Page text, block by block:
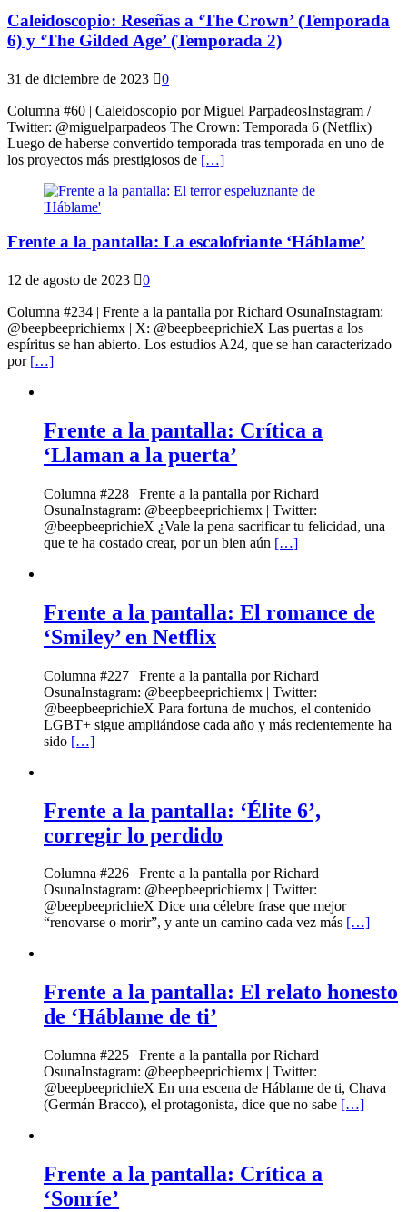
Caleidoscopio: Reseñas a ‘The Crown’ (Temporada
6) y ‘The Gilded Age’ (Temporada 2)
31 de diciembre de 2023 0
Columna #60 | Caleidoscopio por Miguel ParpadeosInstagram /
Twitter: @miguelparpadeos The Crown: Temporada 6 (Netflix)
Luego de haberse convertido temporada tras temporada en uno de
los proyectos más prestigiosos de […]
Frente a la pantalla: La escalofriante ‘Háblame’
12 de agosto de 2023 0
Columna #234 | Frente a la pantalla por Richard OsunaInstagram:
@beepbeeprichiemx | X: @beepbeeprichieX Las puertas a los
espíritus se han abierto. Los estudios A24, que se han caracterizado
por […]
Frente a la pantalla: Crítica a
‘Llaman a la puerta’
Columna #228 | Frente a la pantalla por Richard
OsunaInstagram: @beepbeeprichiemx | Twitter:
@beepbeeprichieX ¿Vale la pena sacrificar tu felicidad, una
que te ha costado crear, por un bien aún […]
Frente a la pantalla: El romance de
‘Smiley’ en Netflix
Columna #227 | Frente a la pantalla por Richard
OsunaInstagram: @beepbeeprichiemx | Twitter:
@beepbeeprichieX Para fortuna de muchos, el contenido
LGBT+ sigue ampliándose cada año y más recientemente ha
sido […]
Frente a la pantalla: ‘Élite 6’,
corregir lo perdido
Columna #226 | Frente a la pantalla por Richard
OsunaInstagram: @beepbeeprichiemx | Twitter:
@beepbeeprichieX Dice una célebre frase que mejor
“renovarse o morir”, y ante un camino cada vez más […]
Frente a la pantalla: El relato honesto
de ‘Háblame de ti’
Columna #225 | Frente a la pantalla por Richard
OsunaInstagram: @beepbeeprichiemx | Twitter:
@beepbeeprichieX En una escena de Háblame de ti, Chava
(Germán Bracco), el protagonista, dice que no sabe […]
Frente a la pantalla: Crítica a
‘Sonríe’